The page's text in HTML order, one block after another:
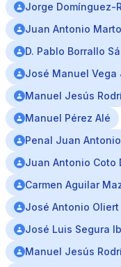
Jorge Domínguez-
Juan Antonio
D. Pablo Borrallo
José Manuel Vega
Manuel Jesús
Manuel Pérez Alé
Penal Juan
Juan Antonio Coto
Carmen Aguilar
José Antonio Oliert
José Luis Segura
Manuel Jesús